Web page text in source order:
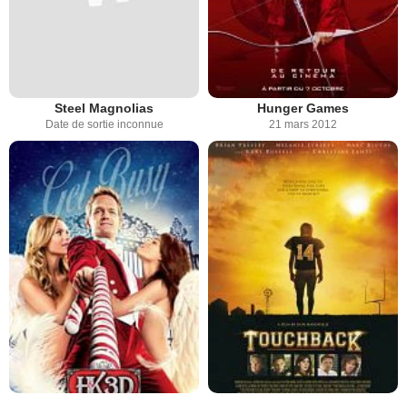
Steel Magnolias
Date de sortie inconnue
Hunger Games
21 mars 2012